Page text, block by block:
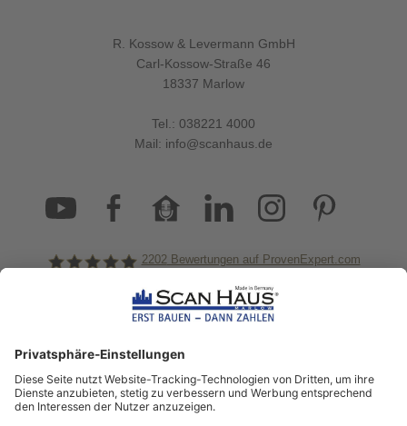
R. Kossow & Levermann GmbH
Carl-Kossow-Straße 46
18337 Marlow
Tel.: 038221 4000
Mail: info@scanhaus.de
ScanHaus Marlow
2202 Bewertungen auf ProvenExpert.com
informiert!
Aktuelle News rund um ScanHaus &